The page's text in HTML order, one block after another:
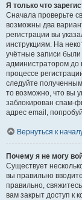
Я только что
Сначала проверьте
возможны два
регистрации вы
инструкциям. На
учётные записи
администратором до
процессе
следуйте
то возможно, что вы
заблокирован спам-
адрес email,
Вернуться к
Почему я не могу
Существует
вы правильно
правильно,
вам закрыт доступ к